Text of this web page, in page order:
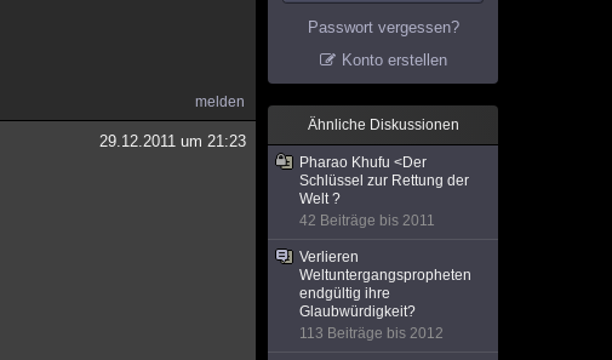
melden
29.12.2011 um 21:23
Passwort vergessen?
Konto erstellen
Ähnliche Diskussionen
Pharao Khufu <Der
Schlüssel zur Rettung der
Welt ?
42 Beiträge bis 2011
Verlieren
Weltuntergangspropheten
endgültig ihre
Glaubwürdigkeit?
113 Beiträge bis 2012